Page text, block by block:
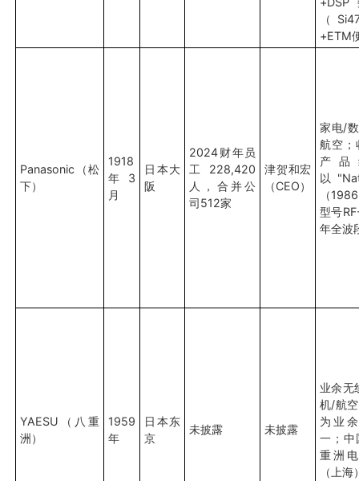
（
+ETM
Panasonic（松
下）
1918
年3
月
日本大
阪
2024财年员
工228,420
人，合并公
司512家
津贺和宏
（CEO）
家电/
航空；
产品
以
（
型号
年全波
YAESU（八重
洲）
1959
年
日本东
京
未披露 未披露
业余无
机/航
为业
一；中
重洲
（上